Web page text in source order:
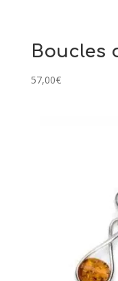
Boucles
57,00€